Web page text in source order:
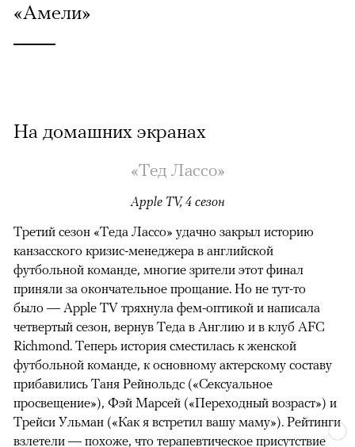
«Амели»
На домашних экранах
«Тед Лассо»
Apple TV, 4 сезон
00:00 / 00:00
Третий сезон «Теда Лассо» удачно закрыл историю
канзасского кризис-менеджера в английской
футбольной команде, многие зрители этот финал
приняли за окончательное прощание. Но не тут-то
было — Apple TV тряхнула фем-оптикой и написала
четвертый сезон, вернув Теда в Англию и в клуб AFC
Richmond. Теперь история сместилась к женской
футбольной команде, к основному актерскому составу
прибавились Таня Рейнольдс («Сексуальное
просвещение»), Фэй Марсей («Переходный возраст») и
Трейси Ульман («Как я встретил вашу маму»). Рейтинги
взлетели — похоже, что терапевтическое присутствие